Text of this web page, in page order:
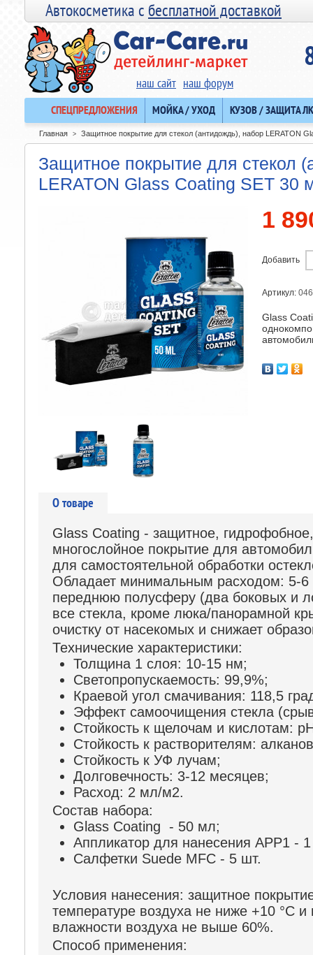
Автокосметика сбесплатной доставкой
наш сайт наш форум
СПЕЦПРЕДЛОЖЕНИЯ МОЙКА / УХОД КУЗОВ / ЗАЩИТА
Главная > Защитное покрытие для стекол (антидождь), набор LERATON
Защитное покрытие для стекол
LERATON Glass Coating SET 30
1
Добавить
Артикул:
Glass
О товаре
Glass Coating - защитное,
многослойное покрытие для
для самостоятельной обработки
Обладает минимальным расходом: 5-
переднюю полусферу (два боковых и
все стекла, кроме люка/панорамной
очистку от насекомых и снижает
Технические характеристики:
Толщина 1 слоя: 10-15 нм;
Светопропускаемость: 99,9%;
Краевой угол смачивания: 118,5
Эффект самоочищения стекла
Стойкость к щелочам и кислотам:
Стойкость к растворителям:
Стойкость к УФ лучам;
Долговечность: 3-12 месяцев;
Расход: 2 мл/м2.
Состав набора:
Glass Coating - 50 мл;
Аппликатор для нанесения APP1 -
Салфетки Suede MFC - 5 шт.
Условия нанесения: защитное
температуре воздуха не ниже +10 °C
влажности воздуха не выше 60%.
Способ применения: